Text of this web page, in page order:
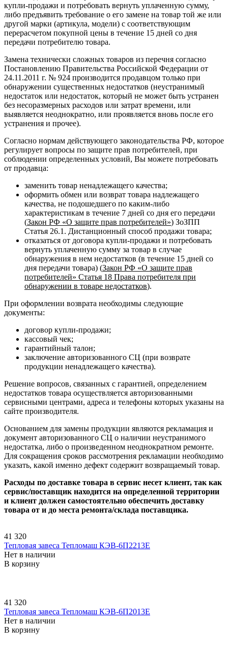
купли-продажи и потребовать вернуть уплаченную сумму,
либо предъявить требование о его замене на товар той же или
другой марки (артикула, модели) с соответствующим
перерасчетом покупной цены в течение 15 дней со дня
передачи потребителю товара.
Замена технически сложных товаров из перечня согласно
Постановлению Правительства Российской Федерации от
24.11.2011 г. № 924 производится продавцом только при
обнаружении существенных недостатков (неустранимый
недостаток или недостаток, который не может быть устранен
без несоразмерных расходов или затрат времени, или
выявляется неоднократно, или проявляется вновь после его
устранения и прочее).
Согласно нормам действующего законодательства РФ, которое
регулирует вопросы по защите прав потребителей, при
соблюдении определенных условий, Вы можете потребовать
от продавца:
заменить товар ненадлежащего качества;
оформить обмен или возврат товара надлежащего
качества, не подошедшего по каким-либо
характеристикам в течение 7 дней со дня его передачи
(Закон РФ «О защите прав потребителей») ЗоЗПП
Статья 26.1. Дистанционный способ продажи товара;
отказаться от договора купли-продажи и потребовать
вернуть уплаченную сумму за товар в случае
обнаружения в нем недостатков (в течение 15 дней со
дня передачи товара) (Закон РФ «О защите прав
потребителей» Статья 18 Права потребителя при
обнаружении в товаре недостатков).
При оформлении возврата необходимы следующие
документы:
договор купли-продажи;
кассовый чек;
гарантийный талон;
заключение авторизованного СЦ (при возврате
продукции ненадлежащего качества).
Решение вопросов, связанных с гарантией, определением
недостатков товара осуществляется авторизованными
сервисными центрами, адреса и телефоны которых указаны на
сайте производителя.
Основанием для замены продукции являются рекламация и
документ авторизованного СЦ о наличии неустранимого
недостатка, либо о произведенном неоднократном ремонте.
Для сокращения сроков рассмотрения рекламации необходимо
указать, какой именно дефект содержит возвращаемый товар.
Расходы по доставке товара в сервис несет клиент, так как
сервис/поставщик находится на определенной территории
и клиент должен самостоятельно обеспечить доставку
товара от и до места ремонта/склада поставщика.
41 320
Тепловая завеса Тепломаш КЭВ-6П2213E
Нет в наличии
В корзину
41 320
Тепловая завеса Тепломаш КЭВ-6П2013E
Нет в наличии
В корзину